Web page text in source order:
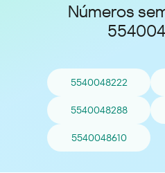
Números
5540048222
5540048288
5540048610